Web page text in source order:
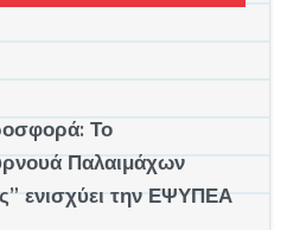
Το
Παλαιμάχων
ενισχύει την ΕΨΥΠΕΑ